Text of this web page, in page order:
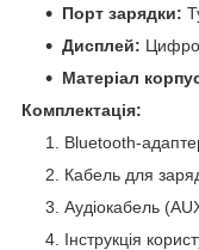
Порт зарядки:
Дисплей:
Матеріал
Комплектація:
Bluetooth-
Кабель для
Аудіокабель
Інструкція